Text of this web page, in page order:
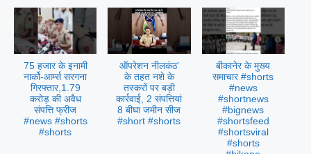
75 हजार के इनामी
नार्को-आर्म्स सरगना
गिरफ्तार,1.79
करोड़ की अवैध
संपत्ति फ्रीज
#news #shorts
#shorts
ऑपरेशन नीलकंठ’
के तहत नशे के
तस्करों पर बड़ी
कार्रवाई, 2 संपत्तियां
8 बीघा जमीन सीज
#short #shorts
बीकानेर के मुख्य
समाचार #shorts
#news
#shortnews
#bignews
#shortsfeed
#shortsviral
#shorts